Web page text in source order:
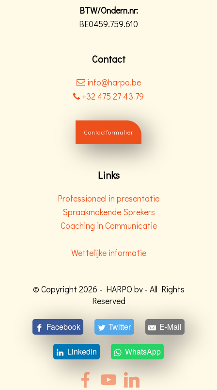
BTW/Ondern.nr:
BE0459.759.610
Contact
info@harpo.be
+32 475 27 43 79
Contactformulier
Links
Professioneel in presentatie
Spraakmakende Sprekers
Coaching in Communicatie
Wettelijke informatie
© Copyright 2026 - HARPO bv - All Rights
Reserved
Facebook Twitter E-Mail
LinkedIn WhatsApp